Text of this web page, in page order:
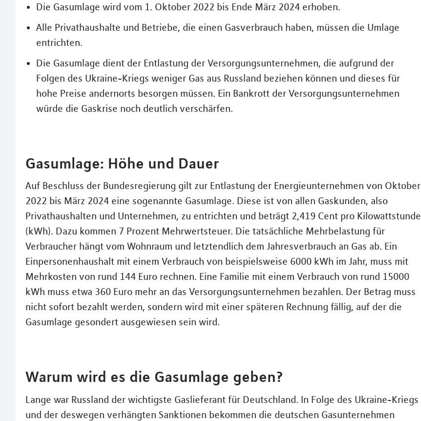
Die Gasumlage wird vom 1. Oktober 2022 bis Ende März 2024 erhoben.
Alle Privathaushalte und Betriebe, die einen Gasverbrauch haben, müssen die Umlage
entrichten.
Die Gasumlage dient der Entlastung der Versorgungsunternehmen, die aufgrund der
Folgen des Ukraine-Kriegs weniger Gas aus Russland beziehen können und dieses für
hohe Preise andernorts besorgen müssen. Ein Bankrott der Versorgungsunternehmen
würde die Gaskrise noch deutlich verschärfen.
Gasumlage: Höhe und Dauer
Auf Beschluss der Bundesregierung gilt zur Entlastung der Energieunternehmen von Oktober
2022 bis März 2024 eine sogenannte Gasumlage. Diese ist von allen Gaskunden, also
Privathaushalten und Unternehmen, zu entrichten und beträgt 2,419 Cent pro Kilowattstunde
(kWh). Dazu kommen 7 Prozent Mehrwertsteuer. Die tatsächliche Mehrbelastung für
Verbraucher hängt vom Wohnraum und letztendlich dem Jahresverbrauch an Gas ab. Ein
Einpersonenhaushalt mit einem Verbrauch von beispielsweise 6000 kWh im Jahr, muss mit
Mehrkosten von rund 144 Euro rechnen. Eine Familie mit einem Verbrauch von rund 15000
kWh muss etwa 360 Euro mehr an das Versorgungsunternehmen bezahlen. Der Betrag muss
nicht sofort bezahlt werden, sondern wird mit einer späteren Rechnung fällig, auf der die
Gasumlage gesondert ausgewiesen sein wird.
Warum wird es die Gasumlage geben?
Lange war Russland der wichtigste Gaslieferant für Deutschland. In Folge des Ukraine-Kriegs
und der deswegen verhängten Sanktionen bekommen die deutschen Gasunternehmen